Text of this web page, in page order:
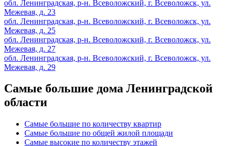
обл. Ленинградская, р-н. Всеволожский, г. Всеволожск, ул.
Межевая, д. 23
обл. Ленинградская, р-н. Всеволожский, г. Всеволожск, ул.
Межевая, д. 25
обл. Ленинградская, р-н. Всеволожский, г. Всеволожск, ул.
Межевая, д. 27
обл. Ленинградская, р-н. Всеволожский, г. Всеволожск, ул.
Межевая, д. 29
Самые большие дома Ленинградской
области
Самые большие по количеству квартир
Самые большие по общей жилой площади
Самые высокие по количеству этажей